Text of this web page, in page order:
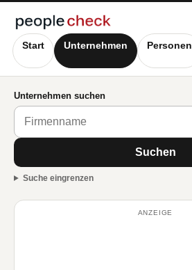
Start Unternehmen Personen
Unternehmen suchen
Suchen
Suche eingrenzen
ANZEIGE